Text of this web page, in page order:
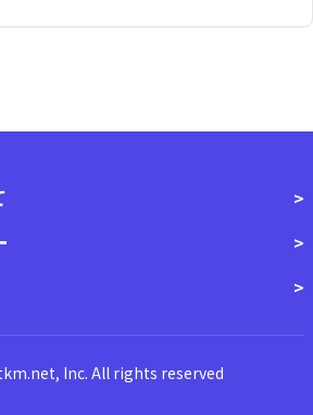
Inc. All rights reserved